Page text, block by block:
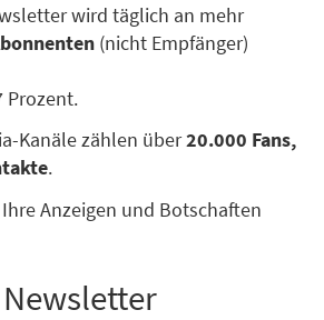
wird täglich an mehr
(nicht Empfänger)
Prozent.
Kanäle zählen über20.000 Fans,
.
Anzeigen und Botschaften